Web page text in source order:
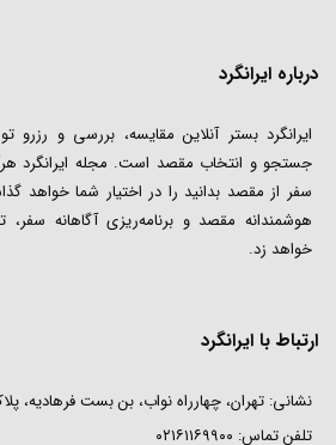
درباره ایرانگرد
ایرانگرد بستر آنلاین مقایسه، بررسی و رزرو
جستجو و انتخاب مقصد است. مجله ایرانگرد
سفر از مقصد بدانید را در اختیار شما خواهد
هوشمندانه مقصد و برنامه‌ریزی آگاهانه سفر،
خواهد زد.
ارتباط با ایرانگرد
نشانی: تهران، چهارراه نواب، بن بست فرهادیه، پلاک۳،
تلفن تماس: ۰۲۱۶۱۱۶۹۹۰۰